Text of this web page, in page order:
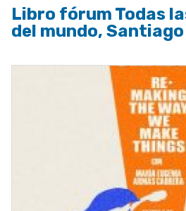
Libro fórum Todas
del mundo,